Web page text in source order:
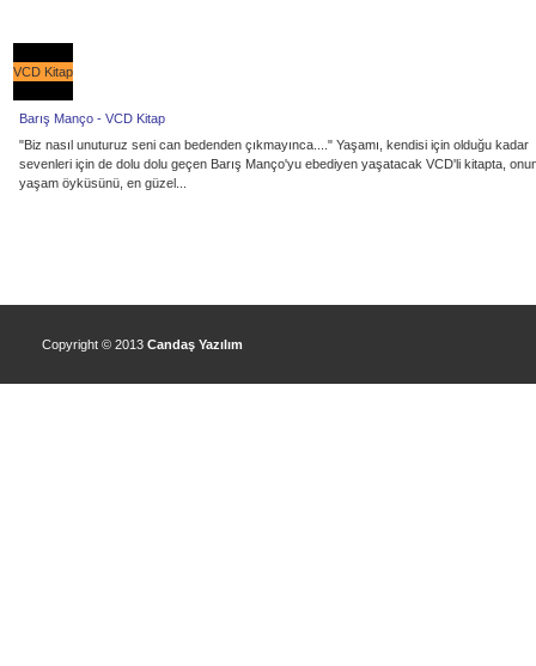
VCD Kitap
Barış Manço - VCD Kitap
"Biz nasıl unuturuz seni can bedenden çıkmayınca...." Yaşamı, kendisi için olduğu kadar
sevenleri için de dolu dolu geçen Barış Manço'yu ebediyen yaşatacak VCD'li kitapta,
yaşam öyküsünü, en güzel...
Copyright © 2013 Candaş Yazılım